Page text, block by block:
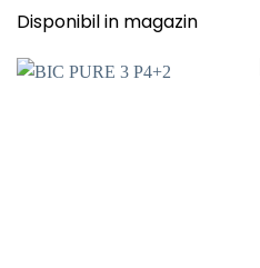
Disponibil in magazin